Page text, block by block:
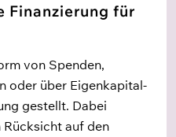
Finanzierung für
von Spenden,
oder über Eigenkapital-
gestellt. Dabei
Rücksicht auf den